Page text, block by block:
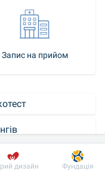
Запис на прийом
Пацієнту
дизайн Фундація